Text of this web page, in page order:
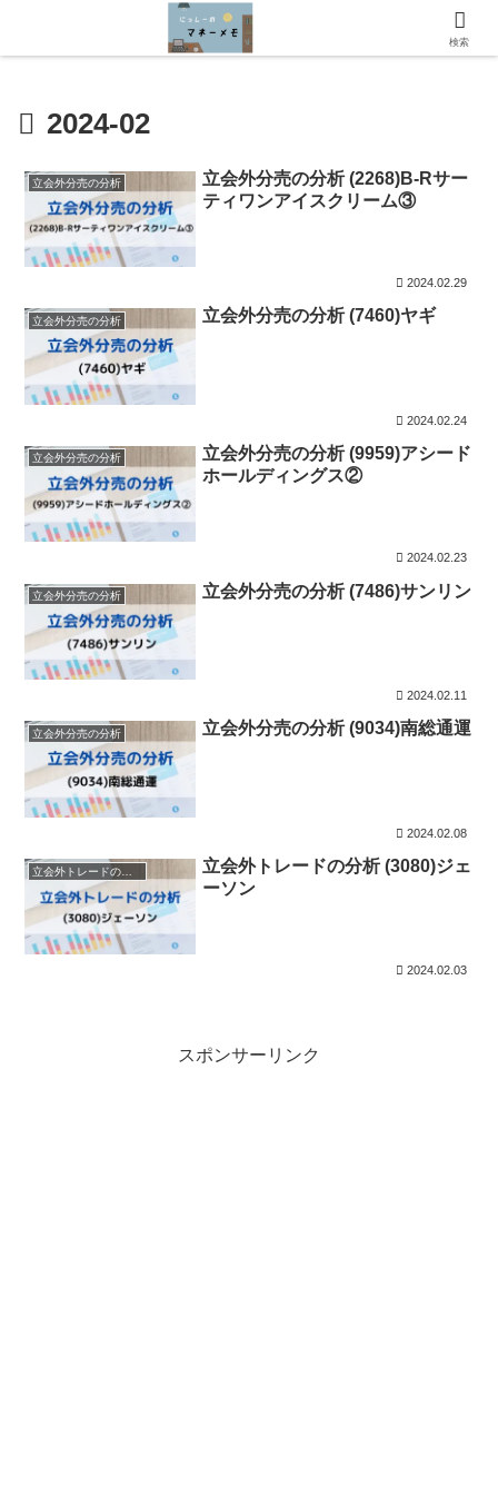
にっしーのマネーメモへようこそ！
2024-02
立会外分売の分析
立会外分売の分析 (2268)B-Rサー
ティワンアイスクリーム③
2024.02.29
立会外分売の分析 立会外分売の分析 (7460)ヤギ
2024.02.24
立会外分売の分析
立会外分売の分析 (9959)アシード
ホールディングス②
2024.02.23
立会外分売の分析 立会外分売の分析 (7486)サンリン
2024.02.11
立会外分売の分析 立会外分売の分析 (9034)南総通運
2024.02.08
立会外トレードの分析
立会外トレードの分析 (3080)ジェ
ーソン
2024.02.03
スポンサーリンク
検索